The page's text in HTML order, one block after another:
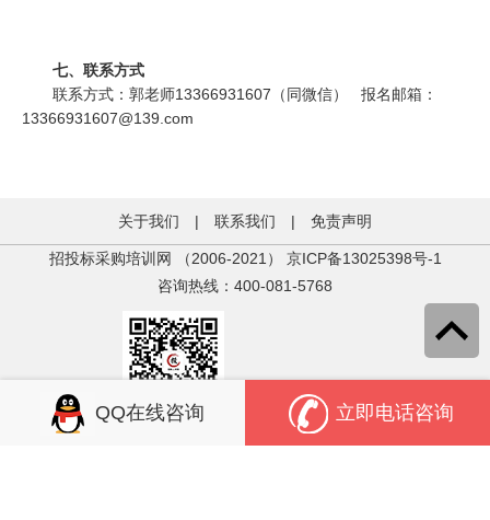
七、联系方式
联系方式：郭老师13366931607（同微信） 报名邮箱：
13366931607@139.com
关于我们 | 联系我们 | 免责声明
招投标采购培训网 （2006-2021） 京ICP备13025398号-1
咨询热线：400-081-5768
关注官方微信
关注官方微信
投标人学苑
QQ在线咨询 立即电话咨询